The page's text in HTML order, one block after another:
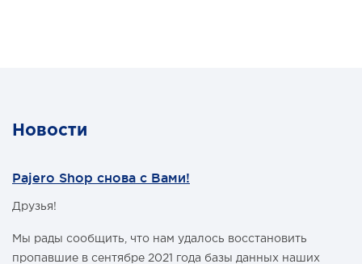
Новости
Pajero Shop снова с Вами!
Друзья!
Мы рады сообщить, что нам удалось восстановить
пропавшие в сентябре 2021 года базы данных наших